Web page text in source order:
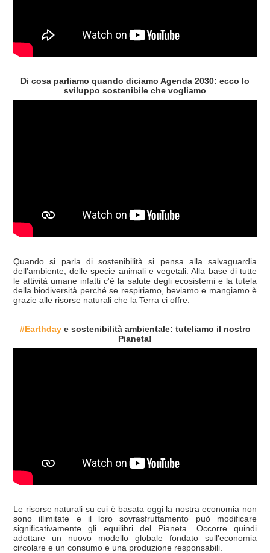
Di cosa parliamo quando diciamo Agenda 2030: ecco lo
sviluppo sostenibile che vogliamo
Quando si parla di sostenibilità si pensa alla salvaguardia
dell’ambiente, delle specie animali e vegetali. Alla base di tutte
le attività umane infatti c'è la salute degli ecosistemi e la tutela
della biodiversità perché se respiriamo, beviamo e mangiamo è
grazie alle risorse naturali che la Terra ci offre.
#Earthdaye sostenibilità ambientale: tuteliamo il nostro
Pianeta!
Le risorse naturali su cui è basata oggi la nostra economia non
sono illimitate e il loro sovrasfruttamento può modificare
significativamente gli equilibri del Pianeta. Occorre quindi
adottare un nuovo modello globale fondato sull'economia
circolare e un consumo e una produzione responsabili.